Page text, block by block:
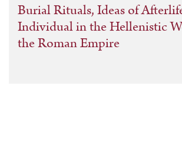
Burial Rituals, Ideas of
Individual in the Hellenistic
the Roman Empire